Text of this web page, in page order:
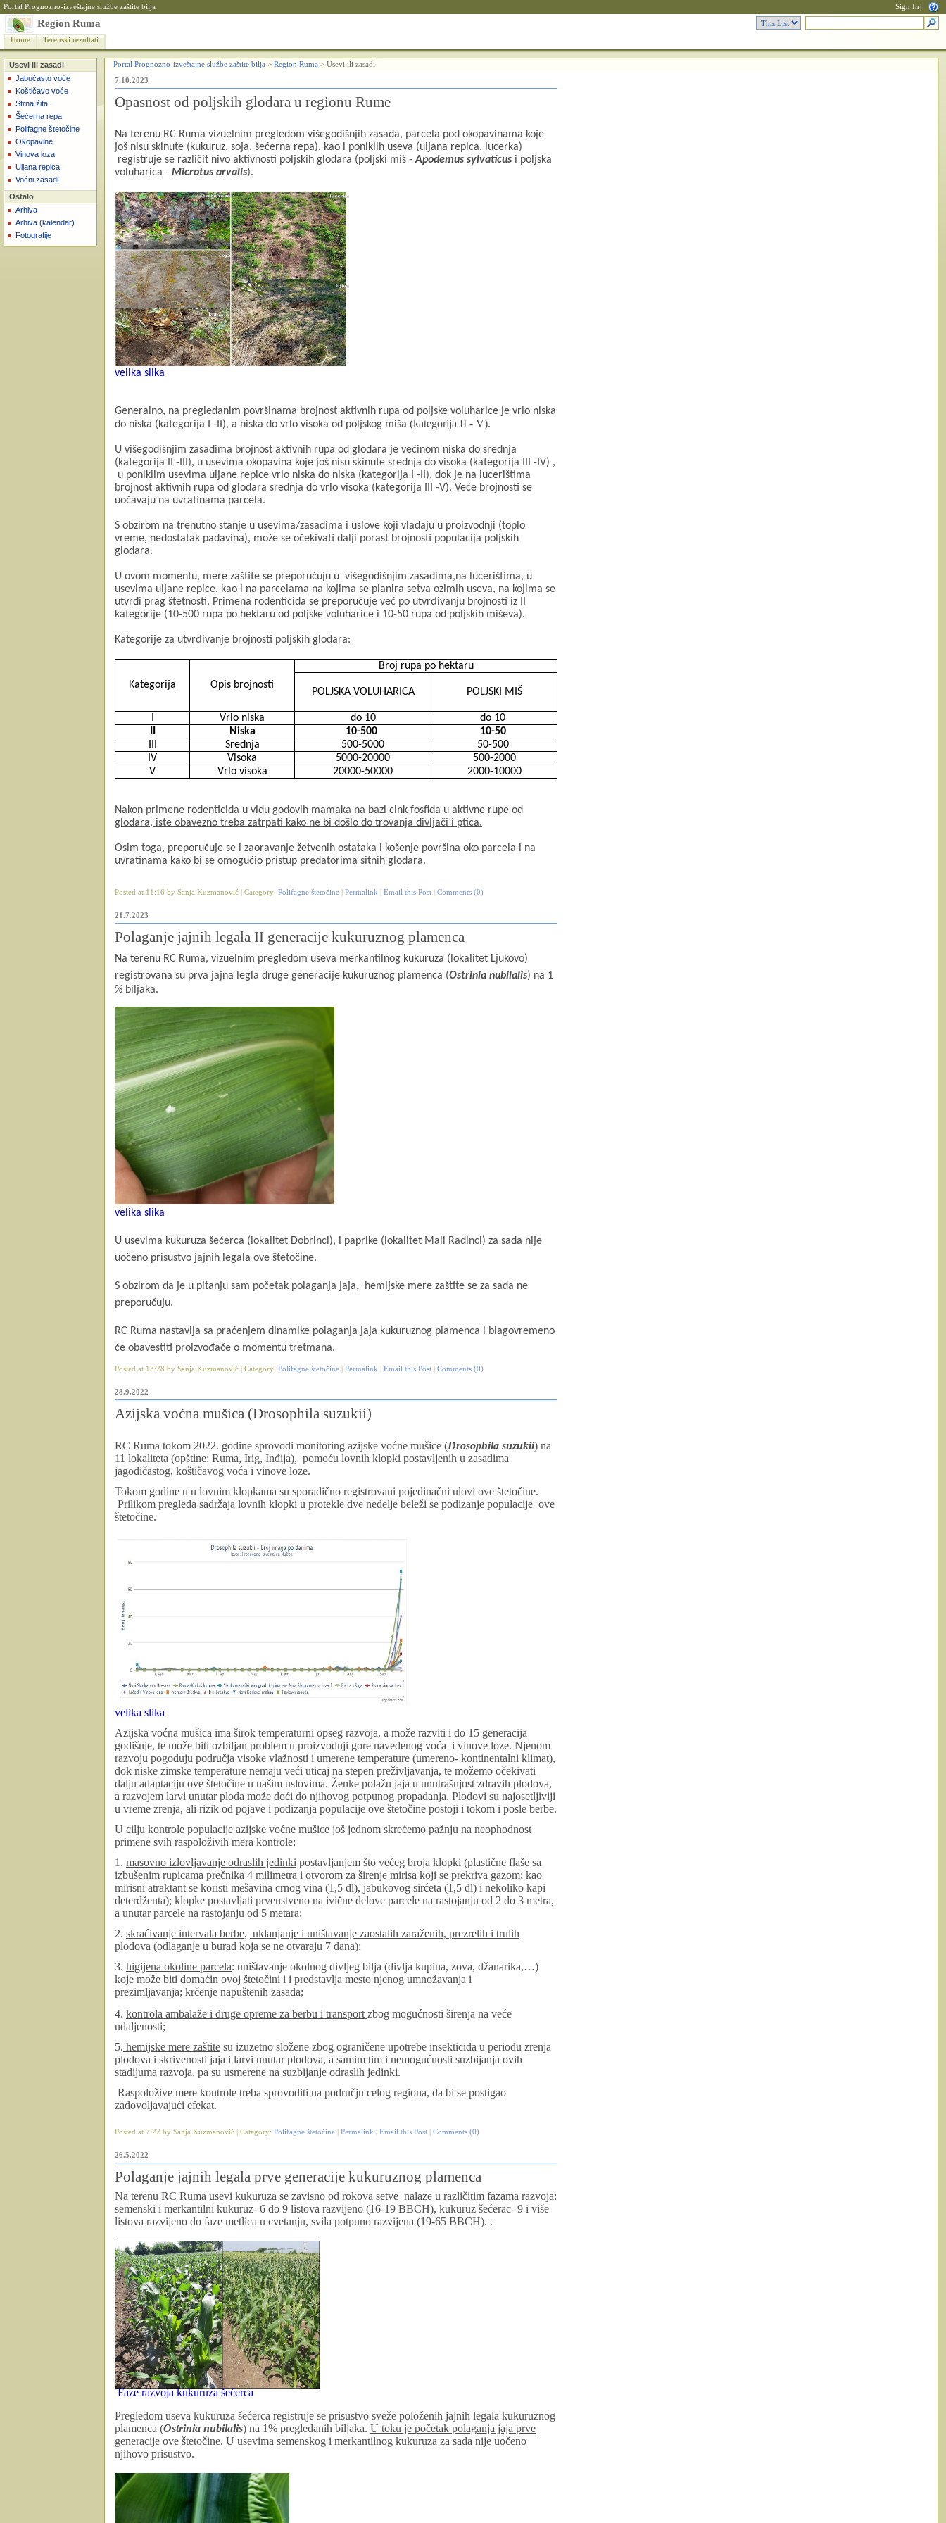
Portal Prognozno-izveštajne službe zaštite bilja Sign In
Region Ruma
Home Terenski rezultati
Usevi ili zasadi
Jabučasto voće
Koštičavo voće
Strna žita
Šećerna repa
Polifagne štetočine
Okopavine
Vinova loza
Uljana repica
Voćni zasadi
Ostalo
Arhiva
Arhiva (kalendar)
Fotografije
Portal Prognozno-izveštajne službe zaštite bilja > Region Ruma > Usevi ili zasadi
7.10.2023
Opasnost od poljskih glodara u regionu Rume
Na terenu RC Ruma vizuelnim pregledom višegodišnjih zasada, parcela pod okopavinama koje
još nisu skinute (kukuruz, soja, šećerna repa), kao i poniklih useva (uljana repica, lucerka)
registruje se različit nivo aktivnosti poljskih glodara (poljski miš -Apodemus sylvaticus i poljska
voluharica - Microtus arvalis).
velika slika
Generalno, na pregledanim površinama brojnost aktivnih rupa od poljske voluharice je vrlo niska
do niska (kategorija I -II), a niska do vrlo visoka od poljskog miša (kategorija II - V).
U višegodišnjim zasadima brojnost aktivnih rupa od glodara je većinom niska do srednja
(kategorija II -III), u usevima okopavina koje još nisu skinute srednja do visoka (kategorija III -IV) ,
u poniklim usevima uljane repice vrlo niska do niska (kategorija I -II), dok je na lucerištima
brojnost aktivnih rupa od glodara srednja do vrlo visoka (kategorija III -V). Veće brojnosti se
uočavaju na uvratinama parcela.
S obzirom na trenutno stanje u usevima/zasadima i uslove koji vladaju u proizvodnji (toplo
vreme, nedostatak padavina), može se očekivati dalji porast brojnosti populacija poljskih
glodara.
U ovom momentu, mere zaštite se preporučuju u višegodišnjim zasadima,na lucerištima, u
usevima uljane repice, kao i na parcelama na kojima se planira setva ozimih useva, na kojima se
utvrdi prag štetnosti. Primena rodenticida se preporučuje već po utvrđivanju brojnosti iz II
kategorije (10-500 rupa po hektaru od poljske voluharice i 10-50 rupa od poljskih miševa).
Kategorije za utvrđivanje brojnosti poljskih glodara:
Kategorija Opis brojnosti
Broj rupa po hektaru
POLJSKA VOLUHARICA POLJSKI MIŠ
Vrlo niska do 10
do 10
Niska 10-500
10-50
Srednja 500-5000
50-500
IV
Visoka 5000-20000
500-2000
V
Vrlo visoka 20000-50000 2000-10000
Nakon primene rodenticida u vidu godovih mamaka na bazi cink-fosfida u aktivne rupe od
glodara, iste obavezno treba zatrpati kako ne bi došlo do trovanja divljači i ptica.
Osim toga, preporučuje se i zaoravanje žetvenih ostataka i košenje površina oko parcela i na
uvratinama kako bi se omogućio pristup predatorima sitnih glodara.
Posted at 11:16 by Sanja Kuzmanović | Category: Polifagne štetočine Permalink Email this Post Comments (0)
21.7.2023
Polaganje jajnih legala II generacije kukuruznog plamenca
Na terenu RC Ruma, vizuelnim pregledom useva merkantilnog kukuruza (lokalitet Ljukovo)
registrovana su prva jajna legla druge generacije kukuruznog plamenca (Ostrinia nubilalis) na 1
% biljaka.
velika slika
U usevima kukuruza šećerca (lokalitet Dobrinci), i paprike (lokalitet Mali Radinci) za sada nije
uočeno prisustvo jajnih legala ove štetočine.
S obzirom da je u pitanju sam početak polaganja jaja,
hemijske mere zaštite se za sada ne
preporučuju.
RC Ruma nastavlja sa praćenjem dinamike polaganja jaja kukuruznog plamenca i blagovremeno
će obavestiti proizvođače o momentu tretmana.
Posted at 13:28 by Sanja Kuzmanović | Category: Polifagne štetočine Permalink Email this Post Comments (0)
28.9.2022
Azijska voćna mušica (Drosophila suzukii)
RC Ruma tokom 2022. godine sprovodi monitoring azijske voćne mušice (Drosophila suzukii) na
11 lokaliteta (opštine: Ruma, Irig, Inđija), pomoću lovnih klopki postavljenih u zasadima
jagodičastog, koštičavog voća i vinove loze.
Tokom godine u u lovnim klopkama su sporadično registrovani pojedinačni ulovi ove štetočine.
Prilikom pregleda sadržaja lovnih klopki u protekle dve nedelje beleži se podizanje populacije ove
štetočine.
velika slika
Azijska voćna mušica ima širok temperaturni opseg razvoja, a može razviti i do 15 generacija
godišnje, te može biti ozbiljan problem u proizvodnji gore navedenog voća i vinove loze. Njenom
razvoju pogoduju područja visoke vlažnosti i umerene temperature (umereno- kontinentalni klimat),
dok niske zimske temperature nemaju veći uticaj na stepen preživljavanja, te možemo očekivati
dalju adaptaciju ove štetočine u našim uslovima. Ženke polažu jaja u unutrašnjost zdravih plodova,
a razvojem larvi unutar ploda može doći do njihovog potpunog propadanja. Plodovi su najosetljiviji
u vreme zrenja, ali rizik od pojave i podizanja populacije ove štetočine postoji i tokom i posle berbe.
U cilju kontrole populacije azijske voćne mušice još jednom skrećemo pažnju na neophodnost
primene svih raspoloživih mera kontrole:
1. masovno izlovljavanje odraslih jedinki postavljanjem što većeg broja klopki (plastične flaše sa
izbušenim rupicama prečnika 4 milimetra i otvorom za širenje mirisa koji se prekriva gazom; kao
mirisni atraktant se koristi mešavina crnog vina (1,5 dl), jabukovog sirćeta (1,5 dl) i nekoliko kapi
deterdženta); klopke postavljati prvenstveno na ivične delove parcele na rastojanju od 2 do 3 metra,
a unutar parcele na rastojanju od 5 metara;
2. skraćivanje intervala berbe, uklanjanje i uništavanje zaostalih zaraženih, prezrelih i trulih
plodova (odlaganje u burad koja se ne otvaraju 7 dana);
3. higijena okoline parcela: uništavanje okolnog divljeg bilja (divlja kupina, zova, džanarika,…)
koje može biti domaćin ovoj štetočini i i predstavlja mesto njenog umnožavanja i
prezimljavanja; krčenje napuštenih zasada;
4. kontrola ambalaže i druge opreme za berbu i transport zbog mogućnosti širenja na veće
udaljenosti;
5. hemijske mere zaštite su izuzetno složene zbog ograničene upotrebe insekticida u periodu zrenja
plodova i skrivenosti jaja i larvi unutar plodova, a samim tim i nemogućnosti suzbijanja ovih
stadijuma razvoja, pa su usmerene na suzbijanje odraslih jedinki.
Raspoložive mere kontrole treba sprovoditi na području celog regiona, da bi se postigao
zadovoljavajući efekat.
Posted at 7:22 by Sanja Kuzmanović | Category: Polifagne štetočine Permalink Email this Post Comments (0)
26.5.2022
Polaganje jajnih legala prve generacije kukuruznog plamenca
Na terenu RC Ruma usevi kukuruza se zavisno od rokova setve nalaze u različitim fazama razvoja:
semenski i merkantilni kukuruz- 6 do 9 listova razvijeno (16-19 BBCH), kukuruz šećerac- 9 i više
listova razvijeno do faze metlica u cvetanju, svila potpuno razvijena (19-65 BBCH). .
Faze razvoja kukuruza šećerca
Pregledom useva kukuruza šećerca registruje se prisustvo sveže položenih jajnih legala kukuruznog
plamenca (Ostrinia nubilalis) na 1% pregledanih biljaka. U toku je početak polaganja jaja prve
generacije ove štetočine. U usevima semenskog i merkantilnog kukuruza za sada nije uočeno
njihovo prisustvo.